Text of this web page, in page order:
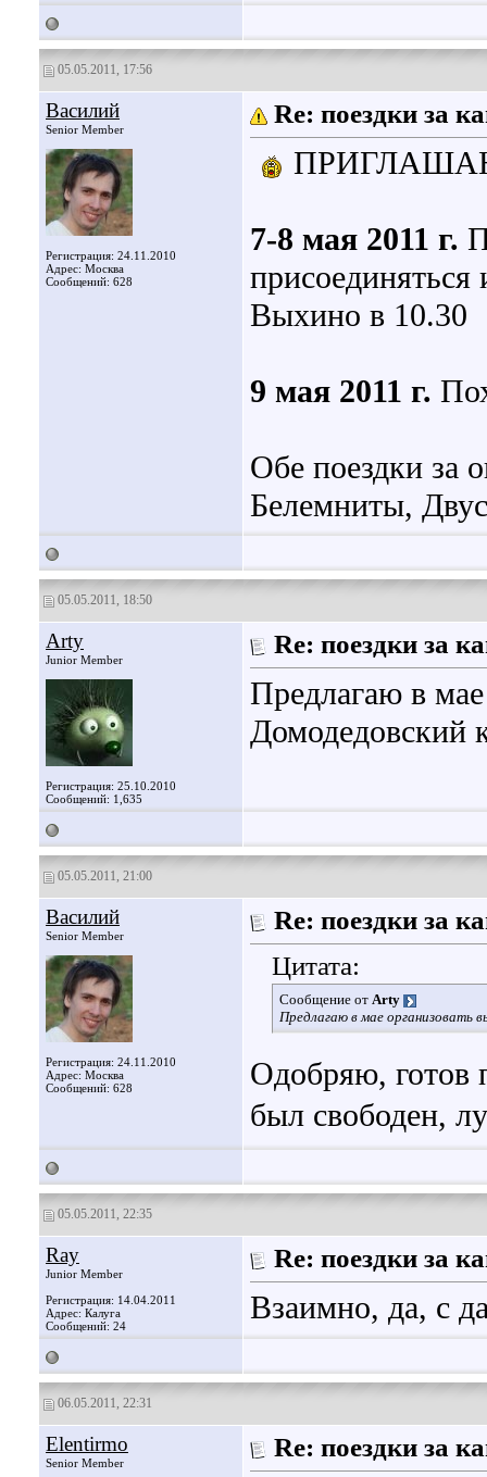
05.05.2011, 17:56
Василий
Senior Member
Регистрация: 24.11.2010
Адрес: Москва
Сообщений: 628
Re: поездки за
7-8 мая 2011 г.
Выхино в 10.30
9 мая 2011 г.
Обе поездки за
Белемниты,
05.05.2011, 18:50
Arty
Junior Member
Регистрация: 25.10.2010
Сообщений: 1,635
Re: поездки за
Предлагаю в мае
Домодедовский
05.05.2011, 21:00
Василий
Senior Member
Регистрация: 24.11.2010
Адрес: Москва
Сообщений: 628
Re: поездки за
Цитата:
Сообщение от Arty
Предлагаю в мае организовать
Одобряю, готов
был свободен,
05.05.2011, 22:35
Ray
Junior Member
Регистрация: 14.04.2011
Адрес: Калуга
Сообщений: 24
Re: поездки за
Взаимно, да, с
06.05.2011, 22:31
Elentirmo
Senior Member
Re: поездки за